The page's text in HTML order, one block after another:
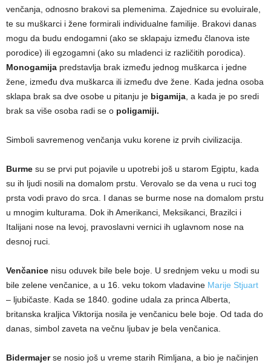
venčanja, odnosno brakovi sa plemenima. Zajednice su evoluirale,
te su muškarci i žene formirali individualne familije. Brakovi danas
mogu da budu endogamni (ako se sklapaju između članova iste
porodice) ili egzogamni (ako su mladenci iz različitih porodica).
Monogamija predstavlja brak između jednog muškarca i jedne
žene, između dva muškarca ili između dve žene. Kada jedna osoba
sklapa brak sa dve osobe u pitanju je bigamija , a kada je po sredi
brak sa više osoba radi se o poligamiji.
Simboli savremenog venčanja vuku korene iz prvih civilizacija.
Burme su se prvi put pojavile u upotrebi još u starom Egiptu, kada
su ih ljudi nosili na domalom prstu. Verovalo se da vena u ruci tog
prsta vodi pravo do srca. I danas se burme nose na domalom prstu
u mnogim kulturama. Dok ih Amerikanci, Meksikanci, Brazilci i
Italijani nose na levoj, pravoslavni vernici ih uglavnom nose na
desnoj ruci.
Venčanice nisu oduvek bile bele boje. U srednjem veku u modi su
bile zelene venčanice, a u 16. veku tokom vladavine Marije Stjuart
– ljubičaste. Kada se 1840. godine udala za princa Alberta,
britanska kraljica Viktorija nosila je venčanicu bele boje. Od tada do
danas, simbol zaveta na večnu ljubav je bela venčanica.
Bidermajerse nosio još u vreme starih Rimljana, a bio je načinjen